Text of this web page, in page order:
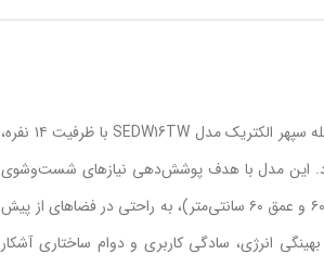
نقد و بررسی ماشین ظرفشویی ۱۴ نفره سپهر الکتریک مدل SEDW16TWماشین ظرفشویی مبله سپهر الکتریک مدل SEDW16TW با ظرفیت ۱۴ نفره،
دارد. این مدل با هدف پوشش‌دهی نیازهای شست‌وشوی
خانواده‌های با جمعیت متوسط تا پرجمعیت طراحی شده و با ابعاد استاندارد (ارتفاع ۸۵، پهنا ۶۰ و عمق ۶۰ سانتی‌متر)، به راحتی در فضاهای از پیش
انرژی، سادگی کاربری و دوام ساختاری آشکار